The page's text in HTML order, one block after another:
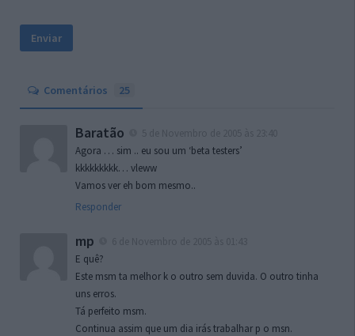
Comentários 25
Baratão
Agora … sim .. eu sou um ‘beta testers’
kkkkkkkkk… vleww
Vamos ver eh bom mesmo..
Responder
mp
E quê?
Este msm ta melhor k o outro sem duvida. O outro tinha
uns erros.
Tá perfeito msm.
Continua assim que um dia irás trabalhar p o msn.